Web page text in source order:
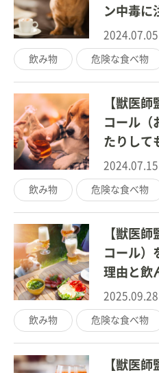
ン中毒に
2024.07.05
飲み物 危険な食べ物
【獣医
コール（
たりして
2024.07.15
飲み物 危険な食べ物
【獣医
コール）
理由と飲
2025.09.28
飲み物 危険な食べ物
【獣医